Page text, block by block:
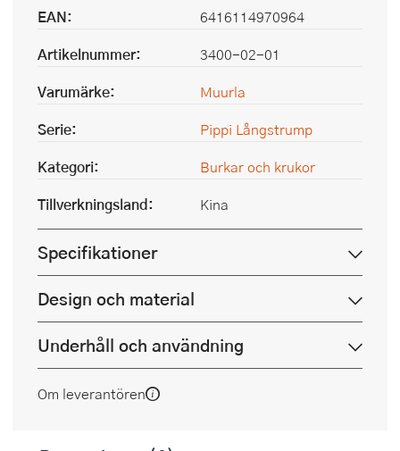
EAN:
6416114970964
Artikelnummer:
3400-02-01
Varumärke:
Muurla
Serie:
Pippi Långstrump
Kategori:
Burkar och krukor
Tillverkningsland:
Kina
Specifikationer
Design och material
Underhåll och användning
Om leverantören